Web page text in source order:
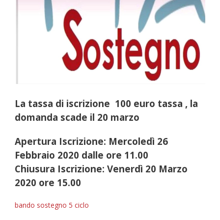
La tassa di iscrizione 100 euro tassa , la
domanda scade il 20 marzo
Apertura Iscrizione: Mercoledì 26
Febbraio 2020 dalle ore 11.00
Chiusura Iscrizione: Venerdì 20 Marzo
2020 ore 15.00
bando sostegno 5 ciclo